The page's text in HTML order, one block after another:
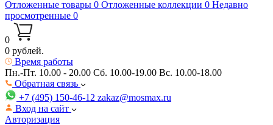
Отложенные товары 0 Отложенные коллекции 0 Недавно
просмотренные 0
0
0 рублей.
Время работы
Пн.-Пт. 10.00 - 20.00 Сб. 10.00-19.00 Вс. 10.00-18.00
Обратная связь
+7 (495) 150-46-12 zakaz@mosmax.ru
Вход на сайт
Авторизация